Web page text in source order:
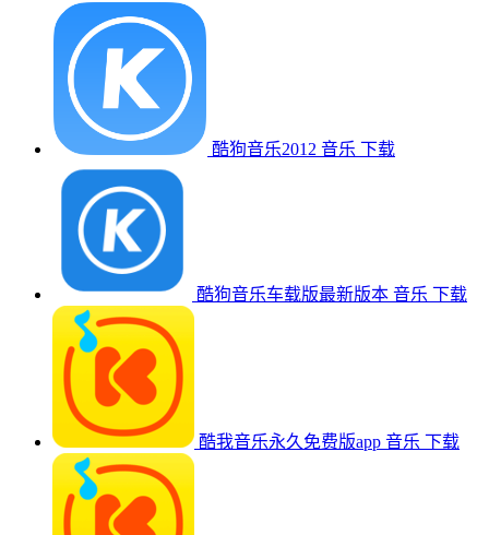
酷狗音乐2012 音乐 下载
酷狗音乐车载版最新版本 音乐 下载
酷我音乐永久免费版app 音乐 下载